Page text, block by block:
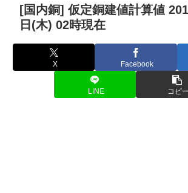
[国内銅] 仮定銅建値計算値
日(木) 02時現在
X Facebook
LINE コピー